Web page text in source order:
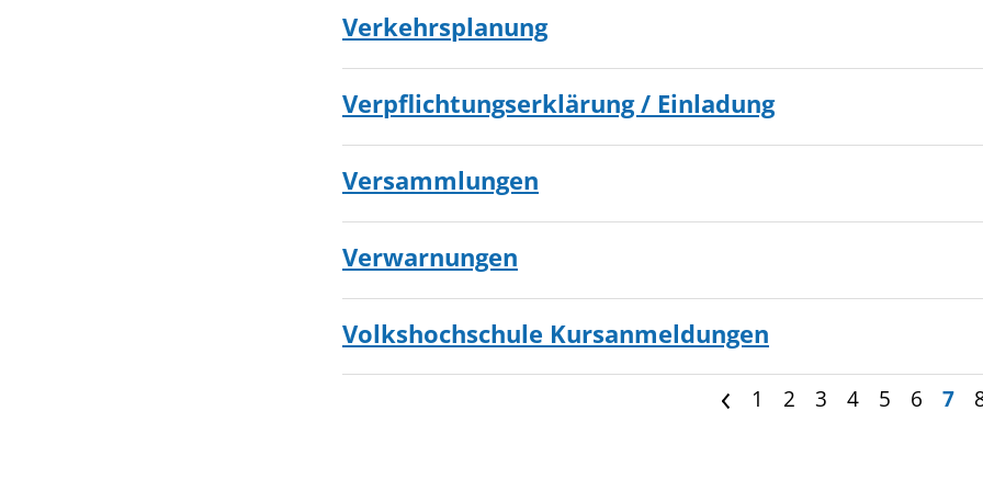
Verkehrsplanung
Verpflichtungserklärung / Einladung
Versammlungen
Verwarnungen
Volkshochschule Kursanmeldungen
< 1 2 3 4 5 6 7